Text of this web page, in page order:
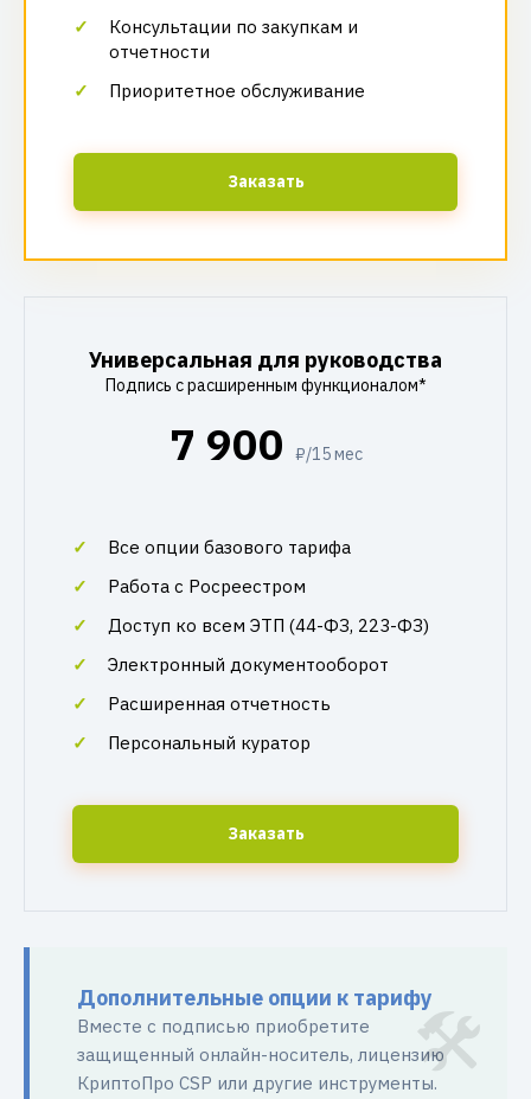
Консультации по закупкам и
отчетности
Приоритетное обслуживание
Заказать
Универсальная для руководства
Подпись с расширенным функционалом*
7 900 ₽/15 мес
Все опции базового тарифа
Работа с Росреестром
Доступ ко всем ЭТП (44-ФЗ, 223-ФЗ)
Электронный документооборот
Расширенная отчетность
Персональный куратор
Заказать
Дополнительные опции к тарифу
Вместе с подписью приобретите
защищенный онлайн-носитель, лицензию
КриптоПро CSP или другие инструменты.